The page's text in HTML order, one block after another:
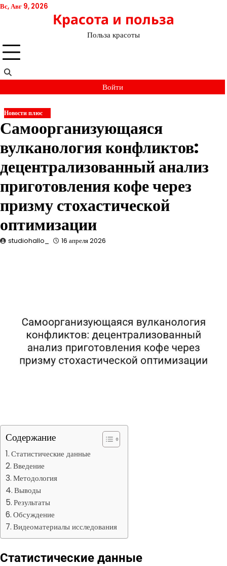
Перейти
Вс, Авг 9, 2026
Красота и польза
Польза красоты
Войти
Новости плюс
Самоорганизующаяся
вулканология конфликтов:
децентрализованный анализ
приготовления кофе через
призму стохастической
оптимизации
studiohallo_ 16 апреля 2026
Содержание
Статистические данные
Введение
Методология
Выводы
Результаты
Обсуждение
Видеоматериалы исследования
Статистические данные